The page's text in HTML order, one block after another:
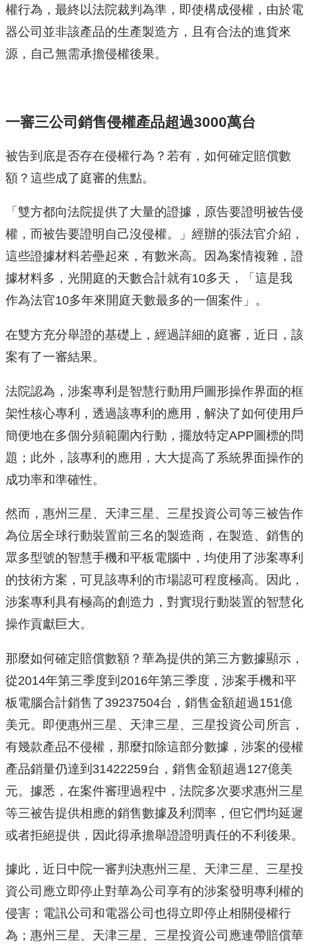
權行為，最終以法院裁判為準，即使構成侵權，由於電
器公司並非該產品的生產製造方，且有合法的進貨來
源，自己無需承擔侵權後果。
一審三公司銷售侵權產品超過3000萬台
被告到底是否存在侵權行為？若有，如何確定賠償數
額？這些成了庭審的焦點。
「雙方都向法院提供了大量的證據，原告要證明被告侵
權，而被告要證明自己沒侵權。」經辦的張法官介紹，
這些證據材料若壘起來，有數米高。因為案情複雜，證
據材料多，光開庭的天數合計就有10多天，「這是我
作為法官10多年來開庭天數最多的一個案件」。
在雙方充分舉證的基礎上，經過詳細的庭審，近日，該
案有了一審結果。
法院認為，涉案專利是智慧行動用戶圖形操作界面的框
架性核心專利，透過該專利的應用，解決了如何使用戶
簡便地在多個分頻範圍內行動，擺放特定APP圖標的問
題；此外，該專利的應用，大大提高了系統界面操作的
成功率和準確性。
然而，惠州三星、天津三星、三星投資公司等三被告作
為位居全球行動裝置前三名的製造商，在製造、銷售的
眾多型號的智慧手機和平板電腦中，均使用了涉案專利
的技術方案，可見該專利的市場認可程度極高。因此，
涉案專利具有極高的創造力，對實現行動裝置的智慧化
操作貢獻巨大。
那麼如何確定賠償數額？華為提供的第三方數據顯示，
從2014年第三季度到2016年第三季度，涉案手機和平
板電腦合計銷售了39237504台，銷售金額超過151億
美元。即便惠州三星、天津三星、三星投資公司所言，
有幾款產品不侵權，那麼扣除這部分數據，涉案的侵權
產品銷量仍達到31422259台，銷售金額超過127億美
元。據悉，在案件審理過程中，法院多次要求惠州三星
等三被告提供相應的銷售數據及利潤率，但它們均延遲
或者拒絕提供，因此得承擔舉證證明責任的不利後果。
據此，近日中院一審判決惠州三星、天津三星、三星投
資公司應立即停止對華為公司享有的涉案發明專利權的
侵害；電訊公司和電器公司也得立即停止相關侵權行
為；惠州三星、天津三星、三星投資公司應連帶賠償華